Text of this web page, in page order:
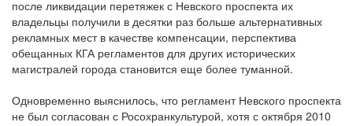
после ликвидации перетяжек с Невского проспекта их
владельцы получили в десятки раз больше альтернативных
рекламных мест в качестве компенсации, перспектива
обещанных КГА регламентов для других исторических
магистралей города становится еще более туманной.
Одновременно выяснилось, что регламент Невского проспекта
не был согласован с Росохранкультурой, хотя с октября 2010